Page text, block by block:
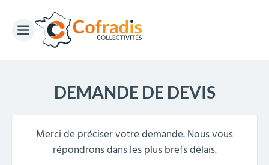
DEMANDE DE DEVIS
Merci de préciser votre demande. Nous vous
répondrons dans les plus brefs délais.